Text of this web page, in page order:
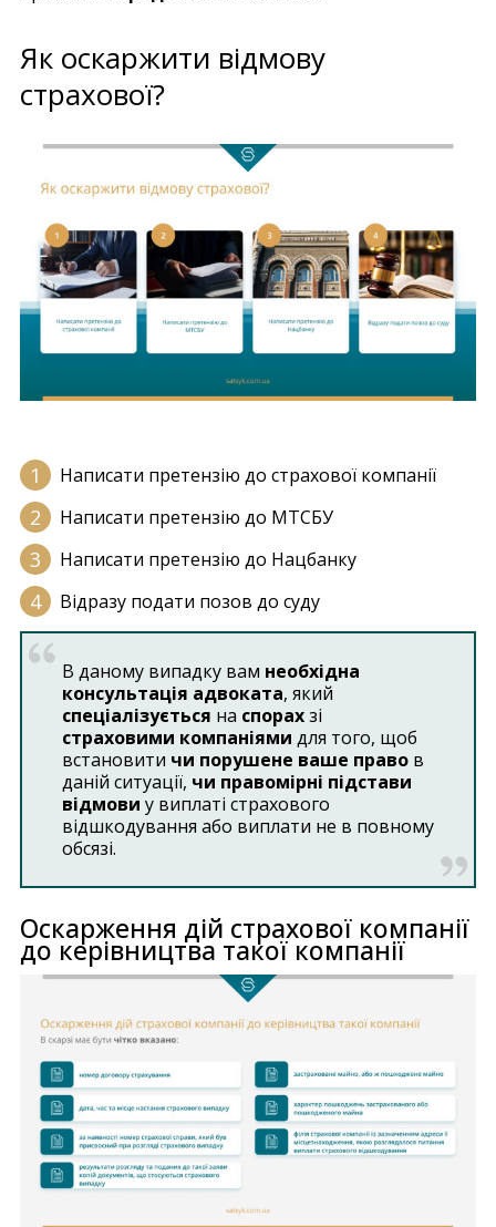
Як оскаржити відмову
страхової?
Написати претензію до страхової компанії
Написати претензію до МТСБУ
Написати претензію до Нацбанку
Відразу подати позов до суду
В даному випадку вам необхідна
консультація адвоката, який
спеціалізується на спорахзі
страховими компаніями для того, щоб
встановити чи порушене ваше право в
даній ситуації, чи правомірні підстави
відмови у виплаті страхового
відшкодування або виплати не в повному
обсязі.
Оскарження дій страхової компанії
до керівництва такої компанії